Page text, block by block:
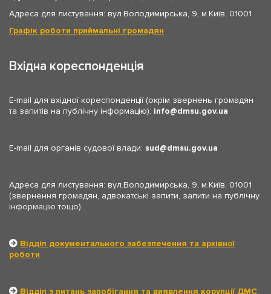
Адреса для листування: вул.Володимирська, 9, м.Київ, 01001
Графік роботи приймальні громадян
Вхідна кореспонденція
E-mail для вхідної кореспонденції (окрім звернень громадян
та запитів на публічну інформацію): info dmsu.gov.ua
E-mail для органів судової влади: sud dmsu.gov.ua
Адреса для листування: вул.Володимирська, 9, м.Київ, 01001
(звернення громадян, адвокатські запити, запити на публічну
інформацію тощо)
Відділ документального забезпечення та архівної
роботи
Відділ з питань запобігання та виявлення корупції ДМС